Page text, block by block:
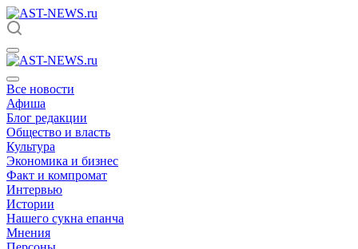
Все новости
Афиша
Блог редакции
Общество и власть
Культура
Экономика и бизнес
Факт и компромат
Интервью
Истории
Нашего сукна епанча
Мнения